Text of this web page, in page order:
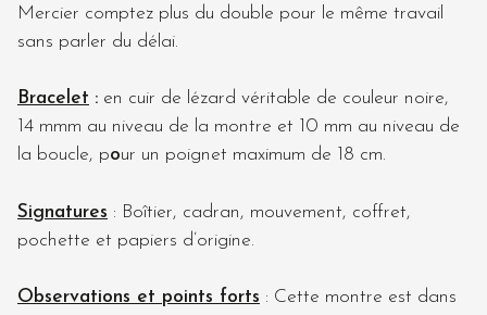
Mercier comptez plus du double pour le même travail
sans parler du délai.
Bracelet : en cuir de lézard véritable de couleur noire,
14 mmm au niveau de la montre et 10 mm au niveau de
la boucle, pour un poignet maximum de 18 cm.
Signatures : Boîtier, cadran, mouvement, coffret,
pochette et papiers d’origine.
Observations et points forts : Cette montre est dans